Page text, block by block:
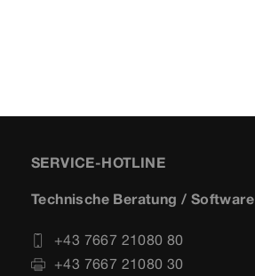
SERVICE-HOTLINE
Technische Beratung / Software
+43 7667 21080 80
+43 7667 21080 30